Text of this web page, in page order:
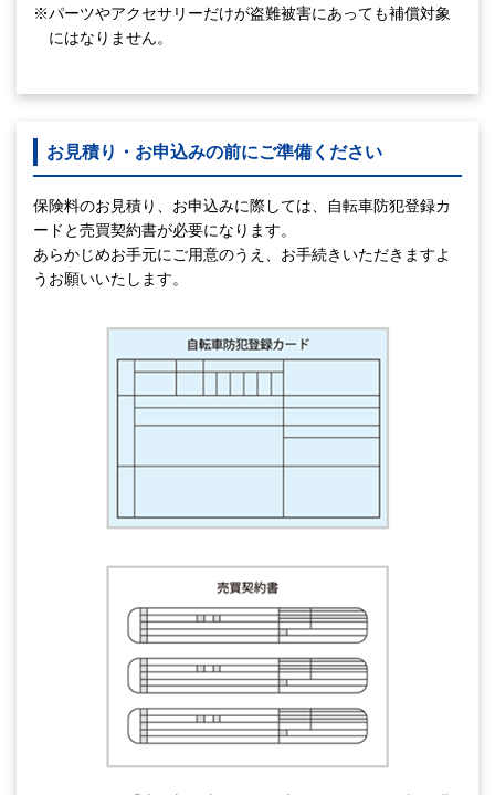
※パーツやアクセサリーだけが盗難被害にあっても補償対象
にはなりません。
お見積り・お申込みの前にご準備ください
保険料のお見積り、お申込みに際しては、自転車防犯登録カ
ードと売買契約書が必要になります。
あらかじめお手元にご用意のうえ、お手続きいただきますよ
うお願いいたします。